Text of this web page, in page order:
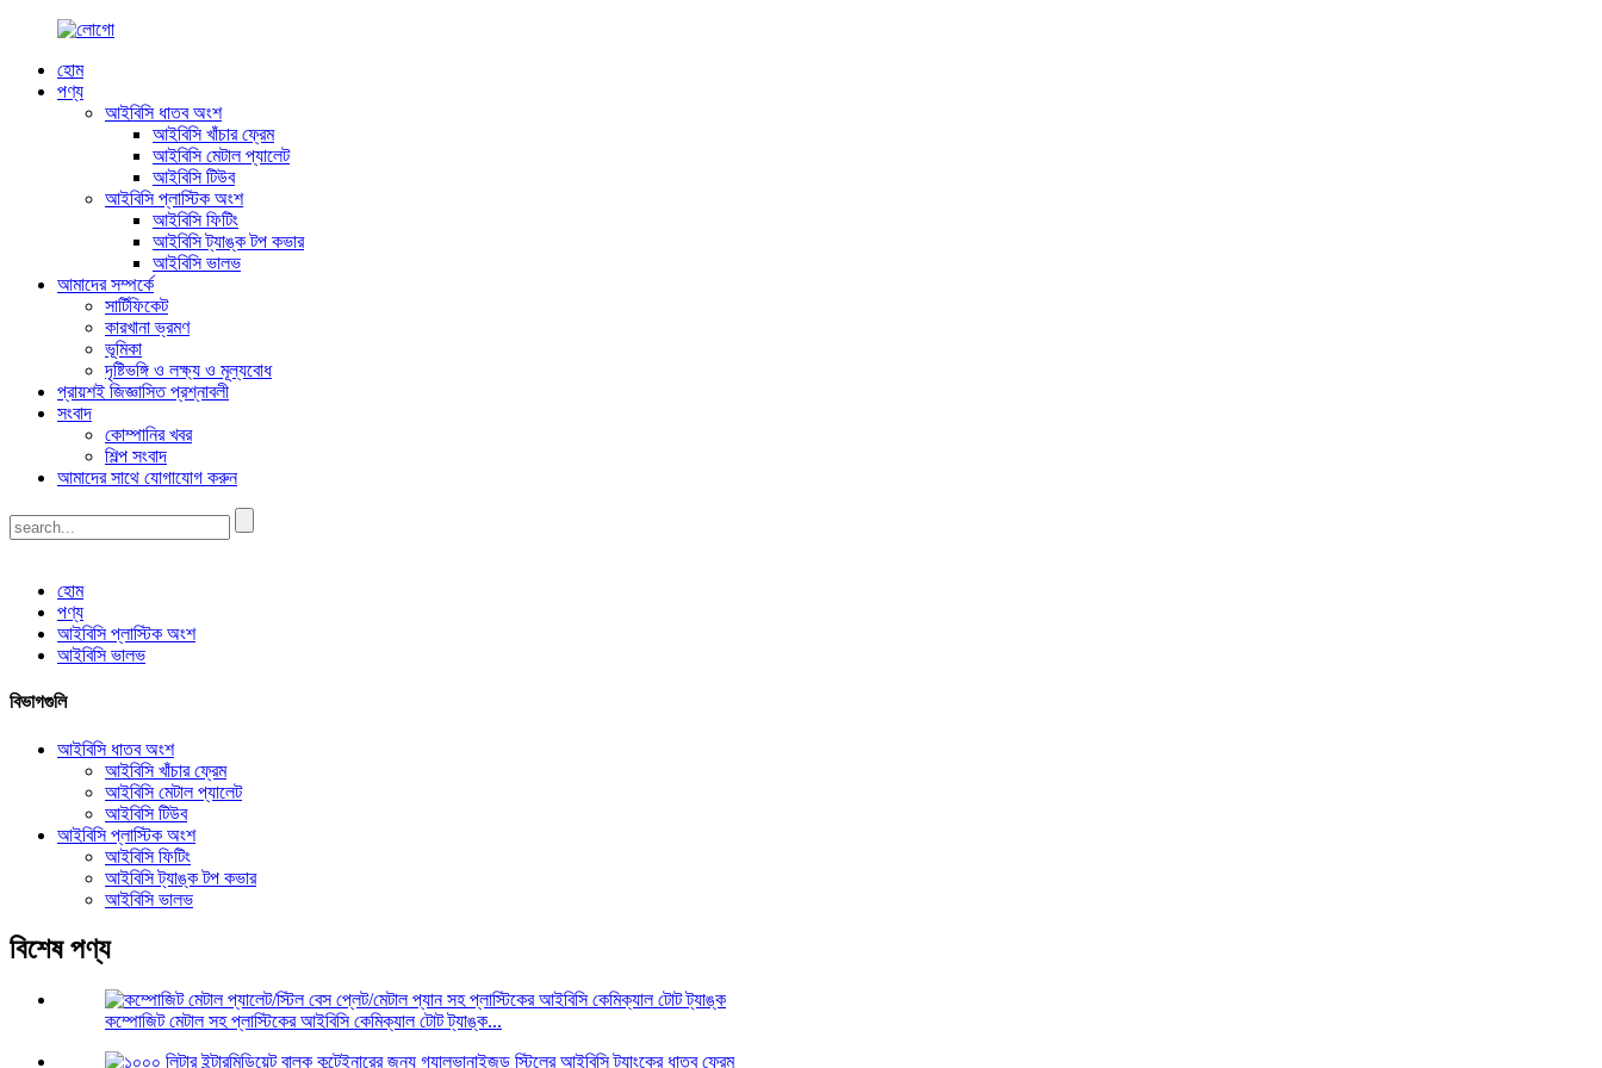
হোম
পণ্য
আইবিসি ধাতব অংশ
আইবিসি খাঁচার ফ্রেম
আইবিসি মেটাল প্যালেট
আইবিসি টিউব
আইবিসি প্লাস্টিক অংশ
আইবিসি ফিটিং
আইবিসি ট্যাঙ্ক টপ কভার
আইবিসি ভালভ
আমাদের সম্পর্কে
সার্টিফিকেট
কারখানা ভ্রমণ
ভূমিকা
দৃষ্টিভঙ্গি ও লক্ষ্য ও মূল্যবোধ
প্রায়শই জিজ্ঞাসিত প্রশ্নাবলী
সংবাদ
কোম্পানির খবর
শিল্প সংবাদ
আমাদের সাথে যোগাযোগ করুন
হোম
পণ্য
আইবিসি প্লাস্টিক অংশ
আইবিসি ভালভ
বিভাগগুলি
আইবিসি ধাতব অংশ
আইবিসি খাঁচার ফ্রেম
আইবিসি মেটাল প্যালেট
আইবিসি টিউব
আইবিসি প্লাস্টিক অংশ
আইবিসি ফিটিং
আইবিসি ট্যাঙ্ক টপ কভার
আইবিসি ভালভ
বিশেষ পণ্য
কম্পোজিট মেটাল সহ প্লাস্টিকের আইবিসি কেমিক্যাল টোট ট্যাঙ্ক...